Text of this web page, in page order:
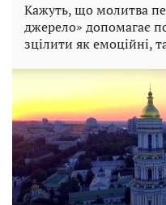
Кажуть, що молитва
джерело» допомагає
зцілити як емоційні,